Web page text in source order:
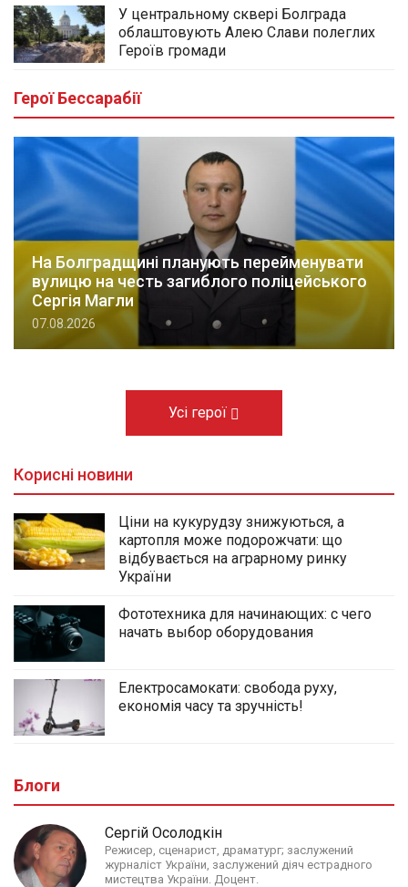
У центральному сквері Болграда
облаштовують Алею Слави полеглих
Героїв громади
Герої Бессарабії
На Болградщині планують перейменувати
вулицю на честь загиблого поліцейського
Сергія Магли
07.08.2026
Усі герої
Корисні новини
Ціни на кукурудзу знижуються, а
картопля може подорожчати: що
відбувається на аграрному ринку
України
Фототехника для начинающих: с чего
начать выбор оборудования
Електросамокати: свобода руху,
економія часу та зручність!
Блоги
Сергій Осолодкін
Режисер, сценарист, драматург; заслужений
журналіст України, заслужений діяч естрадного
мистецтва України. Доцент.